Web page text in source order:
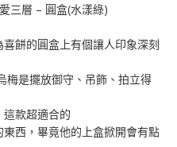
三層 – 圓盒(水漾綠)
餅的圓盒上有個讓人印象深刻
梅是擺放御守、吊飾、拍立得
款超適合的
西，畢竟他的上盒掀開會有點